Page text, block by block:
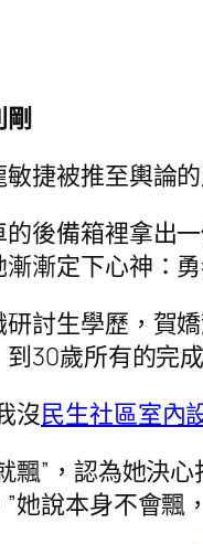
捷被推至輿論
後備箱裡拿出
漸定下心神：
討生學歷，賀
30歲所有的完
沒民生社區室內
飄”，認為她決心
她說本身不會飄